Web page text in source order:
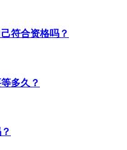
符合资格吗？
多久？